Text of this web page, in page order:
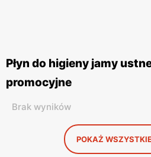
Płyn do higieny jamy
promocyjne
Brak wyników
POKAŻ